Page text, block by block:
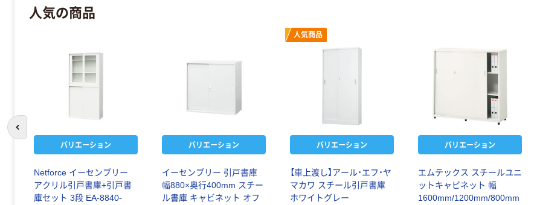
人気の商品
バリエーション
Netforce イーセンブリー
アクリル引戸書庫+引戸書
庫セット 3段 EA-8840-
バリエーション
イーセンブリー 引戸書庫
幅880×奥行400mm スチー
ル書庫 キャビネット オフ
人気商品
バリエーション
【車上渡し】アール・エフ・ヤ
マカワ スチール引戸書庫
ホワイトグレー
バリエーション
エムテックス スチールユニ
ットキャビネット 幅
1600mm/1200mm/800mm
前のスライドへ